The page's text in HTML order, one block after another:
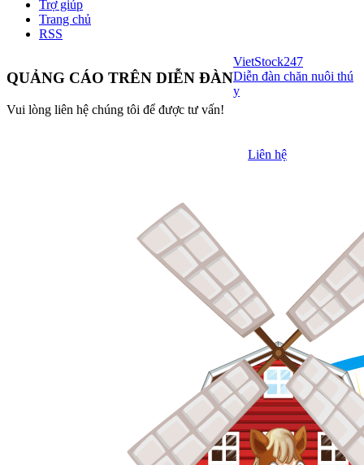
Trợ giúp
Trang chủ
RSS
QUẢNG CÁO TRÊN DIỄN ĐÀN
Vui lòng liên hệ chúng tôi để được tư vấn!
Liên hệ
VietStock247
Diễn đàn chăn nuôi thú
y